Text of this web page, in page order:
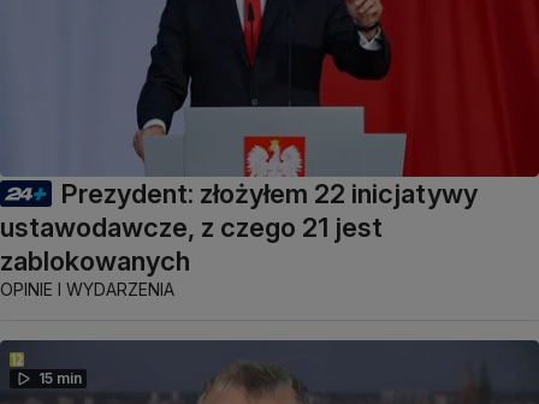
Prezydent: złożyłem 22 inicjatywy
ustawodawcze, z czego 21 jest
zablokowanych
OPINIE I WYDARZENIA
15 min